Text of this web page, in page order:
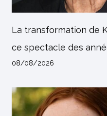
La transformation de
ce spectacle des
08/08/2026